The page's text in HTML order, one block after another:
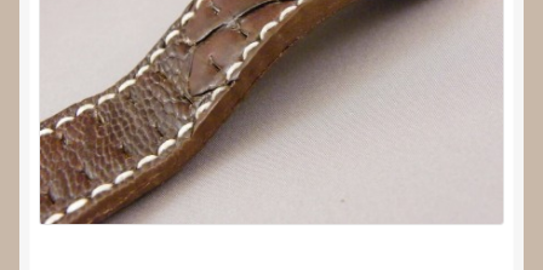
Submenu
uitvouwen